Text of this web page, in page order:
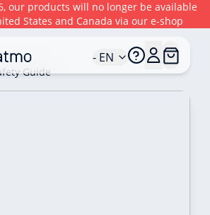
our products will no longer be available
States and Canada via our e-shop
- EN
Guide